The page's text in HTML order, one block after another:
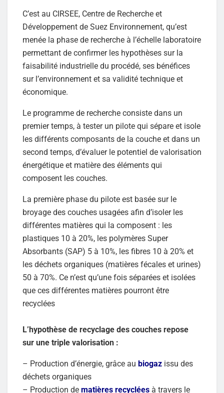
C’est au CIRSEE, Centre de Recherche et
Développement de Suez Environnement, qu’est
menée la phase de recherche à l’échelle laboratoire
permettant de confirmer les hypothèses sur la
faisabilité industrielle du procédé, ses bénéfices
sur l’environnement et sa validité technique et
économique.
Le programme de recherche consiste dans un
premier temps, à tester un pilote qui sépare et isole
les différents composants de la couche et dans un
second temps, d’évaluer le potentiel de valorisation
énergétique et matière des éléments qui
composent les couches.
La première phase du pilote est basée sur le
broyage des couches usagées afin d’isoler les
différentes matières qui la composent : les
plastiques 10 à 20%, les polymères Super
Absorbants (SAP) 5 à 10%, les fibres 10 à 20% et
les déchets organiques (matières fécales et urines)
50 à 70%. Ce n’est qu’une fois séparées et isolées
que ces différentes matières pourront être
recyclées
L’hypothèse de recyclage des couches repose
sur une triple valorisation :
– Production d’énergie, grâce au biogaz issu des
déchets organiques
– Production de matières recyclées à travers le